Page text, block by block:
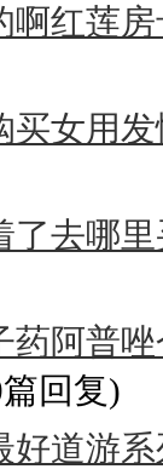
啊红莲
买女用
了去哪
药阿普
回复)
好道游